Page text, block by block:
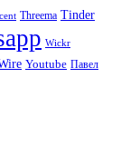
Threema Tinder
Wickr
Youtube Павел